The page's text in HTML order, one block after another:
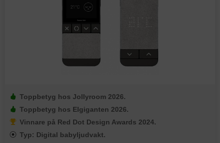
Toppbetyg hos Jollyroom 2026.
Toppbetyg hos Elgiganten 2026.
Vinnare på Red Dot Design Awards 2024.
Typ: Digital babyljudvakt.